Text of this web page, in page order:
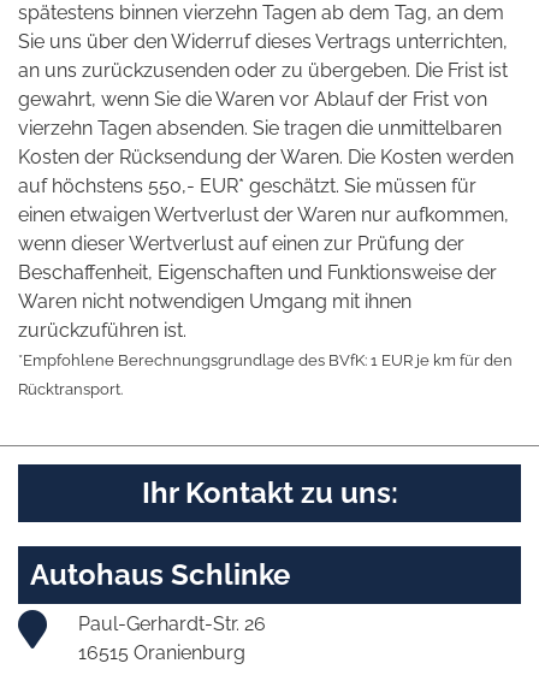
spätestens binnen vierzehn Tagen ab dem Tag, an dem
Sie uns über den Widerruf dieses Vertrags unterrichten,
an uns zurückzusenden oder zu übergeben. Die Frist ist
gewahrt, wenn Sie die Waren vor Ablauf der Frist von
vierzehn Tagen absenden. Sie tragen die unmittelbaren
Kosten der Rücksendung der Waren. Die Kosten werden
auf höchstens 550,- EUR* geschätzt. Sie müssen für
einen etwaigen Wertverlust der Waren nur aufkommen,
wenn dieser Wertverlust auf einen zur Prüfung der
Beschaffenheit, Eigenschaften und Funktionsweise der
Waren nicht notwendigen Umgang mit ihnen
zurückzuführen ist.
*Empfohlene Berechnungsgrundlage des BVfK: 1 EUR je km für den
Rücktransport.
Ihr Kontakt zu uns:
Autohaus Schlinke
Paul-Gerhardt-Str. 26
16515 Oranienburg